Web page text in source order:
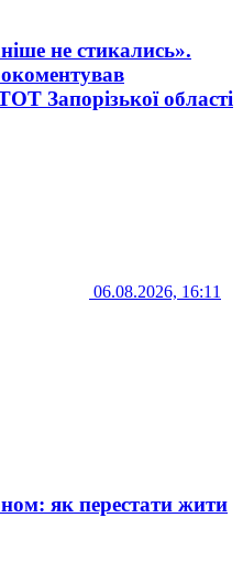
не стикались».
Запорізької області
06.08.2026, 16:11
як перестати жити